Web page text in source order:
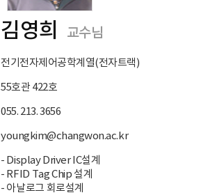
김영희 교수님
전기전자제어공학계열(전자트랙)
55호관 422호
055. 213. 3656
youngkim@changwon.ac.kr
- Display Driver IC설계
- RFID Tag Chip 설계
- 아날로그 회로설계